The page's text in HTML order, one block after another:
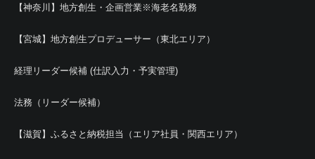
【神奈川】地方創生・企画営業※海老名勤務
【宮城】地方創生プロデューサー（東北エリア）
経理リーダー候補 (仕訳入力・予実管理)
法務（リーダー候補）
【滋賀】ふるさと納税担当（エリア社員・関西エリア）